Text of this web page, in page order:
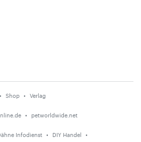
Shop Verlag
petworldwide.net
Infodienst
DIY Handel